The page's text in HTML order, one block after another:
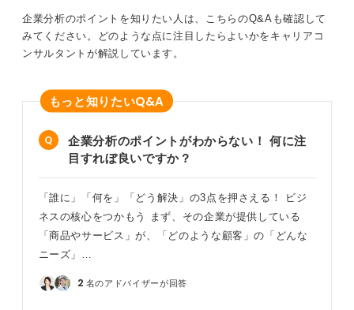
企業分析のポイントを知りたい人は、こちらのQ&Aも確認して
みてください。どのような点に注目したらよいかをキャリアコ
ンサルタントが解説しています。
もっと知りたいQ&A
企業分析のポイントがわからない！ 何に注
目すれぼ良いですか？
「誰に」「何を」「どう解決」の3点を押さえる！ ビジ
ネスの核心をつかもう まず、その企業が提供している
「商品やサービス」が、「どのような顧客」の「どんな
ニーズ」…
2 名のアドバイザーが回答